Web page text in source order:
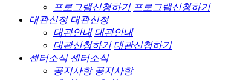
프로그램신청하기 프로그램신청하기
대관신청 대관신청
대관안내 대관안내
대관신청하기 대관신청하기
센터소식 센터소식
공지사항 공지사항